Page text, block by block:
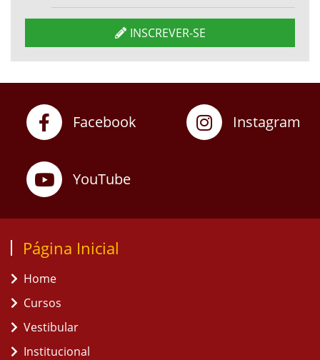
INSCREVER-SE
Facebook Instagram
YouTube
Página Inicial
Home
Cursos
Vestibular
Institucional